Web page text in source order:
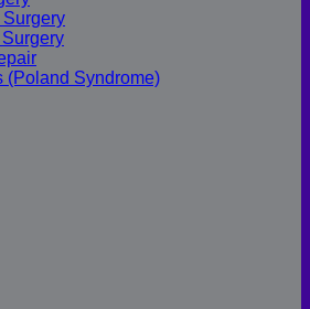
(Poland Syndrome)